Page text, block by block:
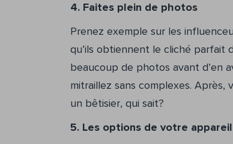
4. Faites plein de photos
Prenez exemple sur les
qu’ils obtiennent le cliché parfait
beaucoup de photos avant d’en
mitraillez sans complexes. Après,
un bêtisier, qui sait?
5. Les options de votre